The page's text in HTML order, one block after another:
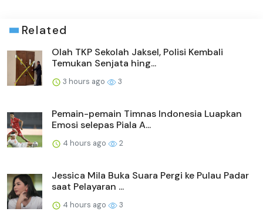
Related
Olah TKP Sekolah Jaksel, Polisi Kembali
Temukan Senjata hing...
3 hours ago 3
Pemain-pemain Timnas Indonesia Luapkan
Emosi selepas Piala A...
4 hours ago 2
Jessica Mila Buka Suara Pergi ke Pulau Padar
saat Pelayaran ...
4 hours ago 3